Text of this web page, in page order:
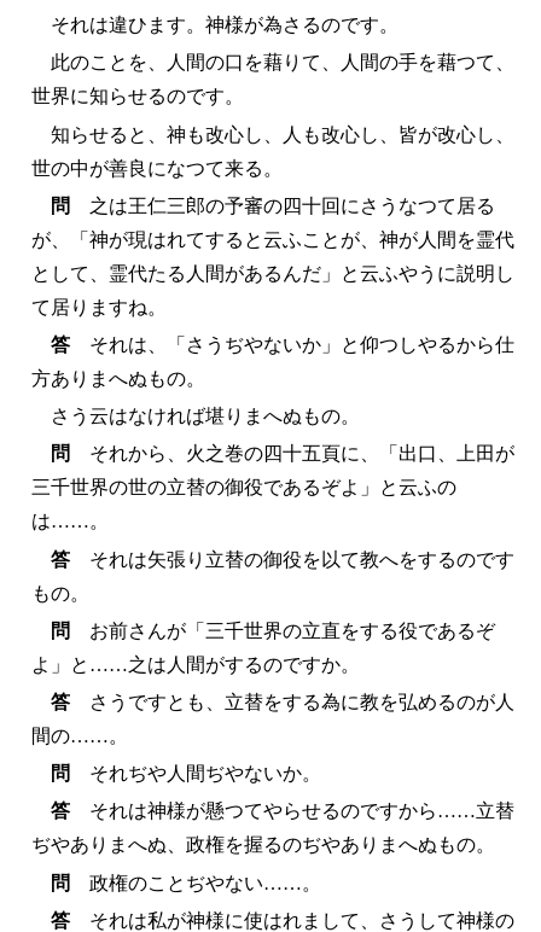
それは違ひます。神様が為さるのです。
此のことを、人間の口を藉りて、人間の手を藉つて、
世界に知らせるのです。
知らせると、神も改心し、人も改心し、皆が改心し、
世の中が善良になつて来る。
問 之は王仁三郎の予審の四十回にさうなつて居る
が、「神が現はれてすると云ふことが、神が人間を霊代
として、霊代たる人間があるんだ」と云ふやうに説明し
て居りますね。
答それは、「さうぢやないか」と仰つしやるから仕
方ありまへぬもの。
さう云はなければ堪りまへぬもの。
問 それから、火之巻の四十五頁に、「出口、上田が
三千世界の世の立替の御役であるぞよ」と云ふの
は……。
答それは矢張り立替の御役を以て教へをするのです
もの。
問 お前さんが「三千世界の立直をする役であるぞ
よ」と……之は人間がするのですか。
答さうですとも、立替をする為に教を弘めるのが人
間の……。
問 それぢや人間ぢやないか。
答それは神様が懸つてやらせるのですから……立替
ぢやありまへぬ、政権を握るのぢやありまへぬもの。
問 政権のことぢやない……。
答それは私が神様に使はれまして、さうして神様の